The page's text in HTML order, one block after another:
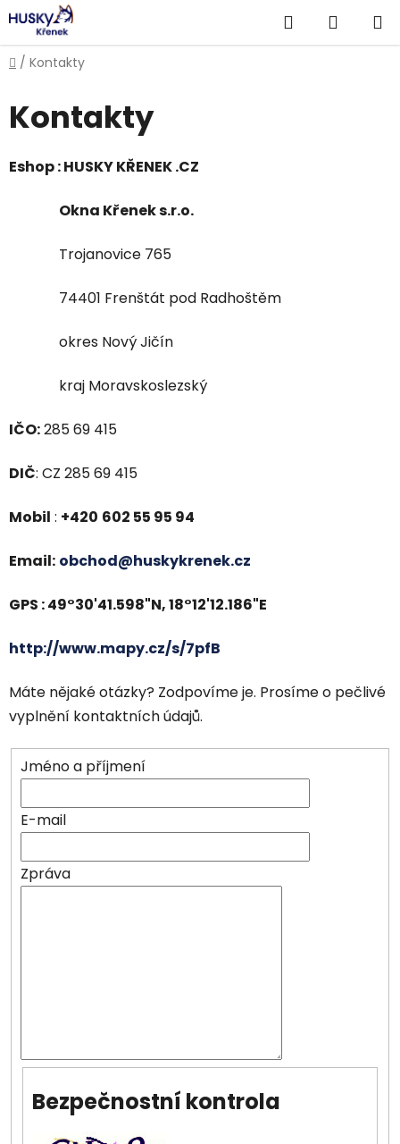
Přejít
na
obsah
Hledat
KOŠÍK
Domů
/ Kontakty
Kontakty
Eshop : HUSKY KŘENEK .CZ
Okna Křenek s.r.o.
Trojanovice 765
74401 Frenštát pod Radhoštěm
okres Nový Jičín
kraj Moravskoslezský
IČO:285 69 415
DIČ: CZ 285 69 415
Mobil : +420 602 55 95 94
Email: obchod@huskykrenek.cz
GPS : 49°30'41.598"N, 18°12'12.186"E
http://www.mapy.cz/s/7pfB
Máte nějaké otázky? Zodpovíme je. Prosíme o pečlivé
vyplnění kontaktních údajů.
Jméno a příjmení
E-mail
Zpráva
Bezpečnostní kontrola